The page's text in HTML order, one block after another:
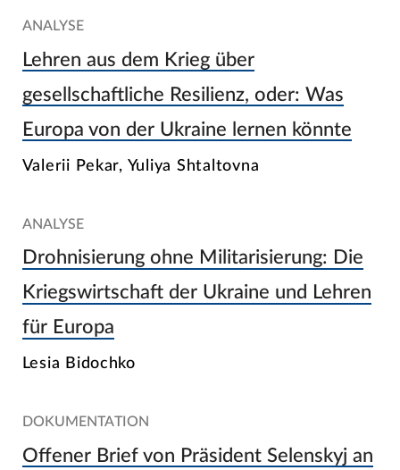
ANALYSE
Lehren aus dem Krieg über
gesellschaftliche Resilienz, oder: Was
Europa von der Ukraine lernen könnte
Valerii Pekar, Yuliya Shtaltovna
ANALYSE
Drohnisierung ohne Militarisierung: Die
Kriegswirtschaft der Ukraine und Lehren
für Europa
Lesia Bidochko
DOKUMENTATION
Offener Brief von Präsident Selenskyj an